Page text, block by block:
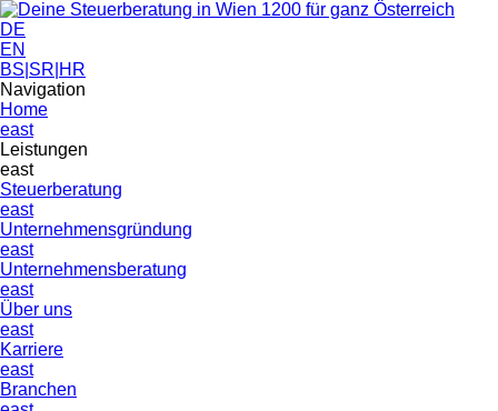
DE
EN
BS|SR|HR
Navigation
Home
east
Leistungen
east
Steuerberatung
east
Unternehmens­gründung
east
Unternehmensberatung
east
Über uns
east
Karriere
east
Branchen